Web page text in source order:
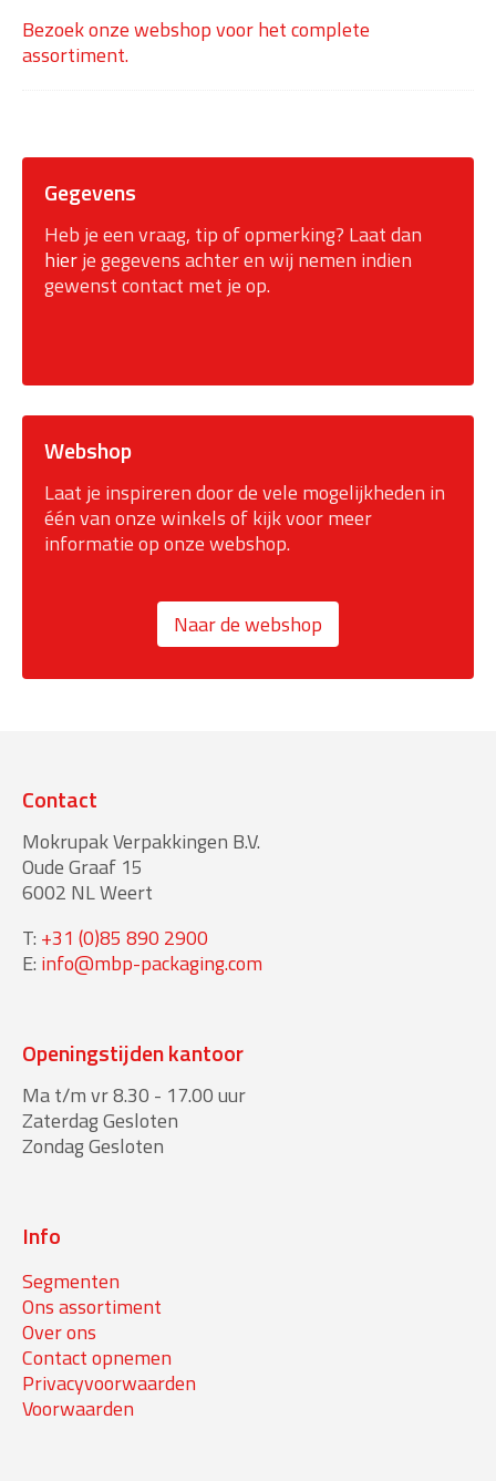
Bezoek onze webshop voor het complete
assortiment.
Gegevens
Heb je een vraag, tip of opmerking? Laat dan
hierje gegevens achter en wij nemen indien
gewenst contact met je op.
Webshop
Laat je inspireren door de vele mogelijkheden in
één van onze winkels of kijk voor meer
informatie op onze webshop.
Naar de webshop
Contact
Mokrupak Verpakkingen B.V.
Oude Graaf 15
6002 NL Weert
T: +31 (0)85 890 2900
E: info@mbp-packaging.com
Openingstijden kantoor
Ma t/m vr 8.30 - 17.00 uur
Zaterdag Gesloten
Zondag Gesloten
Info
Segmenten
Ons assortiment
Over ons
Contact opnemen
Privacyvoorwaarden
Voorwaarden